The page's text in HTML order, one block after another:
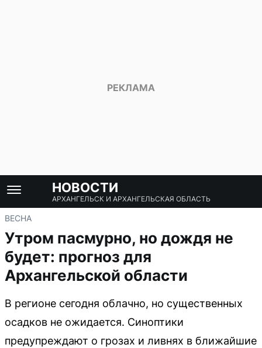
НОВОСТИ
АРХАНГЕЛЬСК И АРХАНГЕЛЬСКАЯ ОБЛАСТЬ
ВЕСНА
Утром пасмурно, но дождя не
будет: прогноз для
Архангельской области
В регионе сегодня облачно, но существенных
осадков не ожидается. Синоптики
предупреждают о грозах и ливнях в ближайшие